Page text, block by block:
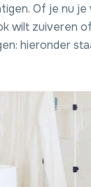
Of je nu je
wilt zuiveren
hieronder